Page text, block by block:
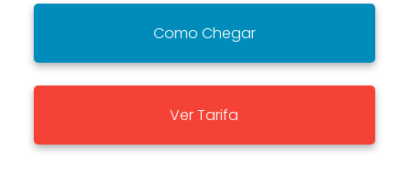
Como Chegar
Ver Tarifa